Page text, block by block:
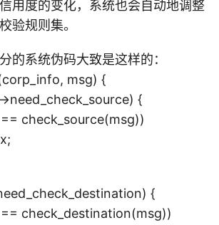
用度的变化，系统也会自动地调整
验规则集。
的系统伪码大致是这样的：
msg) {
{
check_source(msg))
{
check_destination(msg))